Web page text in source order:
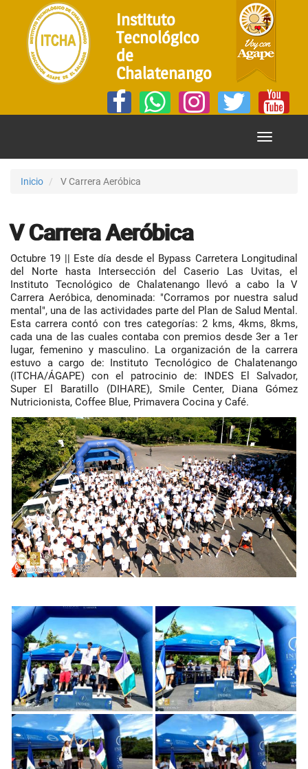
Instituto
Tecnológico
de
Chalatenango
Mostrar
Inicio V Carrera Aeróbica
V Carrera Aeróbica
Octubre 19 || Este día desde el Bypass Carretera Longitudinal
del Norte hasta Intersección del Caserio Las Uvitas, el
Instituto Tecnológico de Chalatenango llevó a cabo la V
Carrera Aeróbica, denominada: "Corramos por nuestra salud
mental", una de las actividades parte del Plan de Salud Mental.
Esta carrera contó con tres categorías: 2 kms, 4kms, 8kms,
cada una de las cuales contaba con premios desde 3er a 1er
lugar, femenino y masculino. La organización de la carrera
estuvo a cargo de: Instituto Tecnológico de Chalatenango
(ITCHA/ÁGAPE) con el patrocinio de: INDES El Salvador,
Super El Baratillo (DIHARE), Smile Center, Diana Gómez
Nutricionista, Coffee Blue, Primavera Cocina y Café.